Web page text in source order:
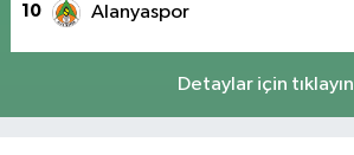
10 Alanyaspor
Detaylar için tıklayın